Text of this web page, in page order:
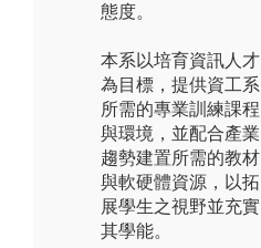
態度。
本系以培育資訊人才
為目標，提供資工系
所需的專業訓練課程
與環境，並配合產業
趨勢建置所需的教材
與軟硬體資源，以拓
展學生之視野並充實
其學能。